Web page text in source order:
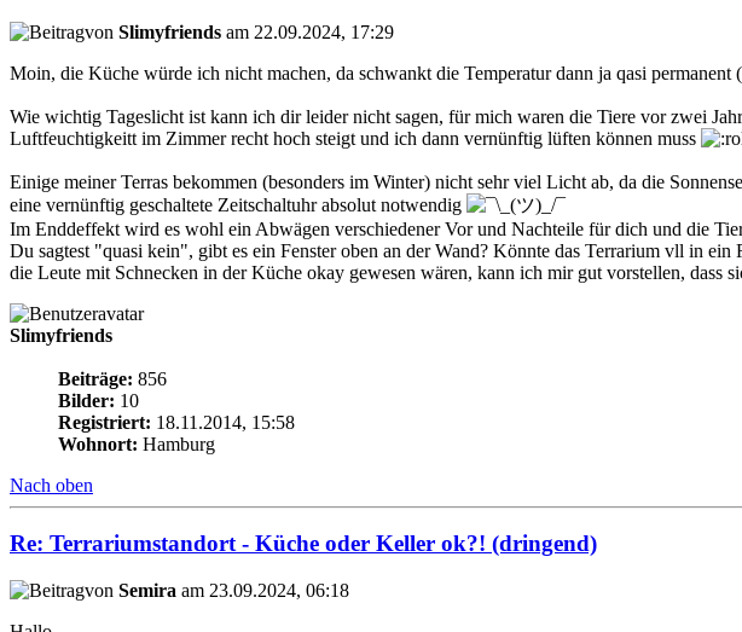
von Slimyfriends am 22.09.2024, 17:29
Moin, die Küche würde ich nicht machen, da schwankt die Temperatur dann ja qasi
Wie wichtig Tageslicht ist kann ich dir leider nicht sagen, für mich waren die Tiere vor zwei
Luftfeuchtigkeitt im Zimmer recht hoch steigt und ich dann vernünftig lüften können muss
Einige meiner Terras bekommen (besonders im Winter) nicht sehr viel Licht ab, da die
eine vernünftig geschaltete Zeitschaltuhr absolut notwendig
Im Enddeffekt wird es wohl ein Abwägen verschiedener Vor und Nachteile für dich und die
Du sagtest "quasi kein", gibt es ein Fenster oben an der Wand? Könnte das Terrarium vll in
die Leute mit Schnecken in der Küche okay gewesen wären, kann ich mir gut vorstellen, dass
Slimyfriends
Beiträge: 856
Bilder: 10
Registriert: 18.11.2014, 15:58
Wohnort: Hamburg
Nach oben
Re: Terrariumstandort - Küche oder Keller ok?! (dringend)
von Semira am 23.09.2024, 06:18